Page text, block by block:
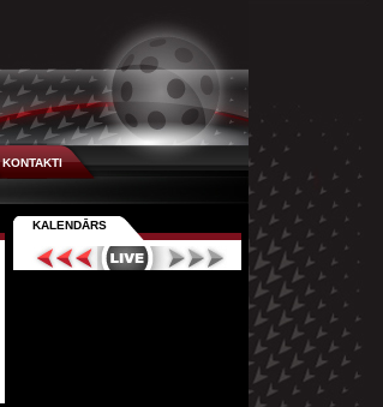
KONTAKTI
Liepāja Kurši 2
KALENDĀRS